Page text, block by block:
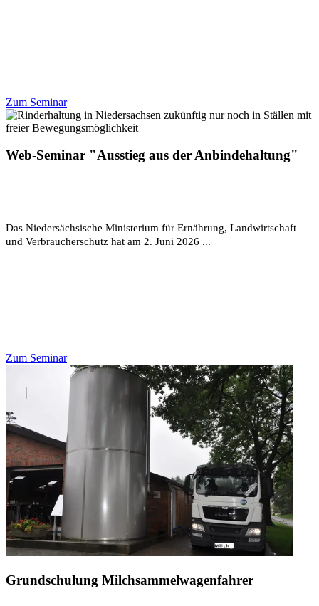
Zum Seminar
Web-Seminar "Ausstieg aus der Anbindehaltung"
Das Niedersächsische Ministerium für Ernährung, Landwirtschaft
und Verbraucherschutz hat am 2. Juni 2026 ...
Zum Seminar
Grundschulung Milchsammelwagenfahrer